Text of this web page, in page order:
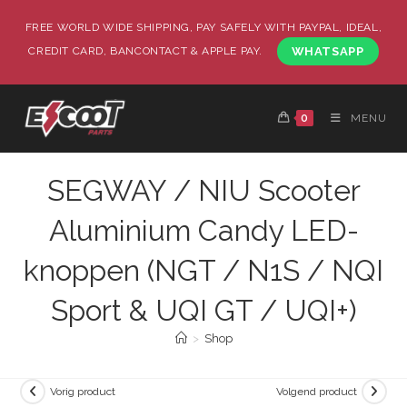
FREE WORLD WIDE SHIPPING, PAY SAFELY WITH PAYPAL, IDEAL,
CREDIT CARD, BANCONTACT & APPLE PAY.
WHATSAPP
0 MENU
SEGWAY / NIU Scooter
Aluminium Candy LED-
knoppen (NGT / N1S / NQI
Sport & UQI GT / UQI+)
> Shop
Vorig product Volgend product